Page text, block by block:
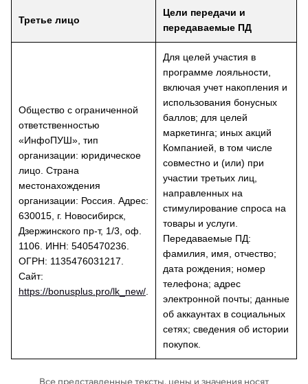
Третье лицо
Цели передачи и
передаваемые ПД
Общество с ограниченной
ответственностью
«ИнфоПУШ», тип
организации: юридическое
лицо. Страна
местонахождения
организации: Россия. Адрес:
630015, г. Новосибирск,
Дзержинского пр-т, 1/3, оф.
1106. ИНН: 5405470236.
ОГРН: 1135476031217.
Сайт:
https://bonusplus.pro/lk_new/.
Для целей участия в
программе лояльности,
включая учет накопления и
использования бонусных
баллов; для целей
маркетинга; иных акций
Компанией, в том числе
совместно и (или) при
участии третьих лиц,
направленных на
стимулирование спроса на
товары и услуги.
Передаваемые ПД:
фамилия, имя, отчество;
дата рождения; номер
телефона; адрес
электронной почты; данные
об аккаунтах в социальных
сетях; сведения об истории
покупок.
Все представленные тексты, цены и значения носят